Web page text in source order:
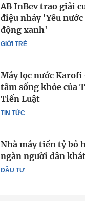
GIỚI TRẺ
AB InBev trao giải
điệu nhảy 'Yêu nước
động xanh'
TIN TỨC
Máy lọc nước Karofi
tâm sống khỏe của
Tiến Luật
ĐẦU TƯ
Nhà máy tiền tỷ bỏ
ngàn người dân